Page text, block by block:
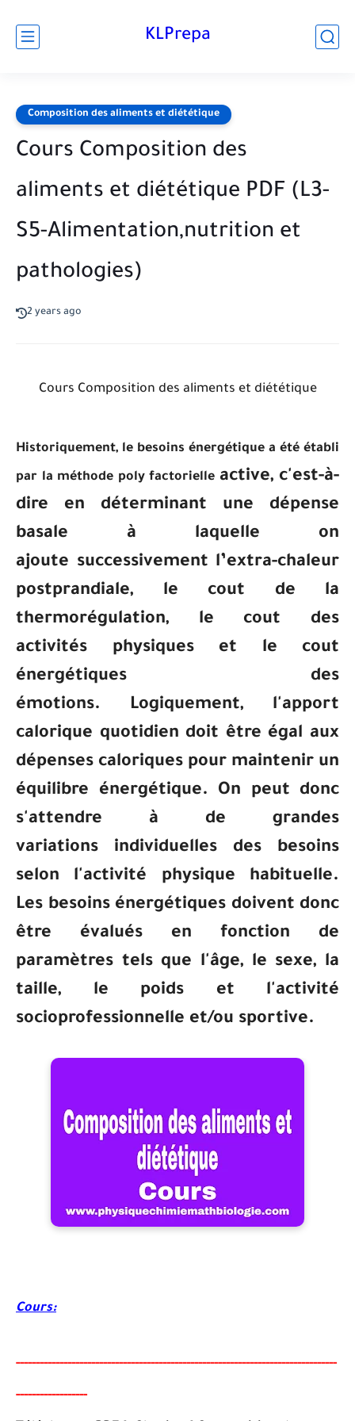
KLPrepa
Composition des aliments et diététique
Cours Composition des
aliments et diététique PDF (L3-
S5-Alimentation,nutrition et
pathologies)
2 years ago
Cours Composition des aliments et diététique
Historiquement, le besoins énergétique a été établi
par la méthode poly factorielle active, c'est-à-
dire en déterminant une dépense
basale à laquelle on
ajoute successivement l’extra-chaleur
postprandiale, le cout de la
thermorégulation, le cout des
activités physiques et le cout
énergétiques des
émotions. Logiquement, l'apport
calorique quotidien doit être égal aux
dépenses caloriques pour maintenir un
équilibre énergétique. On peut donc
s'attendre à de grandes
variations individuelles des besoins
selon l'activité physique habituelle.
Les besoins énergétiques doivent donc
être évalués en fonction de
paramètres tels que l'âge, le sexe, la
taille, le poids et l'activité
socioprofessionnelle et/ou sportive.
Cours:
---------------------------------------------------------------------------------
------------------